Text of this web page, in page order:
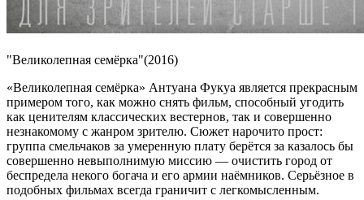
"Великолепная семёрка"(2016)
«Великолепная семёрка» Антуана Фукуа является прекрасным
примером того, как можно снять фильм, способный угодить
как ценителям классических вестернов, так и совершенно
незнакомому с жанром зрителю. Сюжет нарочито прост:
группа смельчаков за умеренную плату берётся за казалось бы
совершенно невыполнимую миссию — очистить город от
беспредела некого богача и его армии наёмников. Серьёзное в
подобных фильмах всегда граничит с легкомысленным.